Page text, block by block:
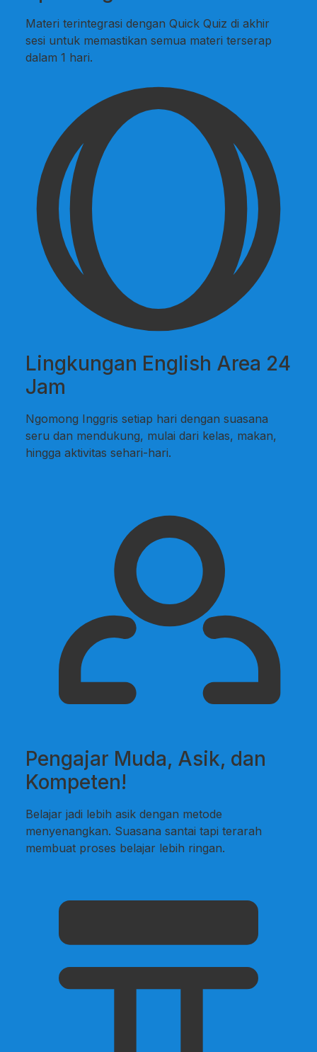
Materi terintegrasi dengan Quick Quiz di akhir
sesi untuk memastikan semua materi terserap
dalam 1 hari.
Lingkungan English Area 24
Jam
Ngomong Inggris setiap hari dengan suasana
seru dan mendukung, mulai dari kelas, makan,
hingga aktivitas sehari-hari.
Pengajar Muda, Asik, dan
Kompeten!
Belajar jadi lebih asik dengan metode
menyenangkan. Suasana santai tapi terarah
membuat proses belajar lebih ringan.